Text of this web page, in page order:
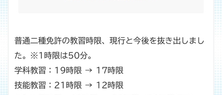
普通二種免許の教習時限、現行と今後を抜き出しまし
た。※1時限は50分。
学科教習：19時限 → 17時限
技能教習：21時限 → 12時限